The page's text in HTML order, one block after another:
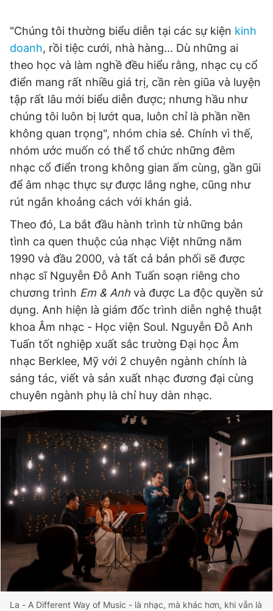
"Chúng tôi thường biểu diễn tại các sự kiện kinh
doanh, rồi tiệc cưới, nhà hàng... Dù những ai
theo học và làm nghề đều hiểu rằng, nhạc cụ cổ
điển mang rất nhiều giá trị, cần rèn giũa và luyện
tập rất lâu mới biểu diễn được; nhưng hầu như
chúng tôi luôn bị lướt qua, luôn chỉ là phần nền
không quan trọng", nhóm chia sẻ. Chính vì thế,
nhóm ước muốn có thể tổ chức những đêm
nhạc cổ điển trong không gian ấm cùng, gần gũi
để âm nhạc thực sự được lắng nghe, cũng như
rút ngắn khoảng cách với khán giả.
Theo đó, La bắt đầu hành trình từ những bản
tình ca quen thuộc của nhạc Việt những năm
1990 và đầu 2000, và tất cả bản phối sẽ được
nhạc sĩ Nguyễn Đỗ Anh Tuấn soạn riêng cho
chương trình Em & Anh và được La độc quyền sử
dụng. Anh hiện là giám đốc trình diễn nghệ thuật
khoa Âm nhạc - Học viện Soul. Nguyễn Đỗ Anh
Tuấn tốt nghiệp xuất sắc trường Đại học Âm
nhạc Berklee, Mỹ với 2 chuyên ngành chính là
sáng tác, viết và sản xuất nhạc đương đại cùng
chuyên ngành phụ là chỉ huy dàn nhạc.
La - A Different Way of Music - là nhạc, mà khác hơn, khi vẫn là